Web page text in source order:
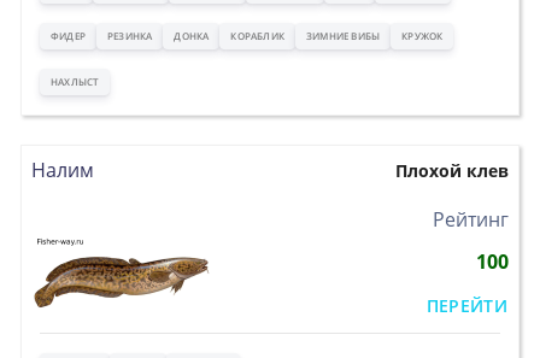
ФИДЕР РЕЗИНКА ДОНКА КОРАБЛИК ЗИМНИЕ ВИБЫ КРУЖОК
НАХЛЫСТ
Налим Плохой клев
Рейтинг
100
ПЕРЕЙТИ